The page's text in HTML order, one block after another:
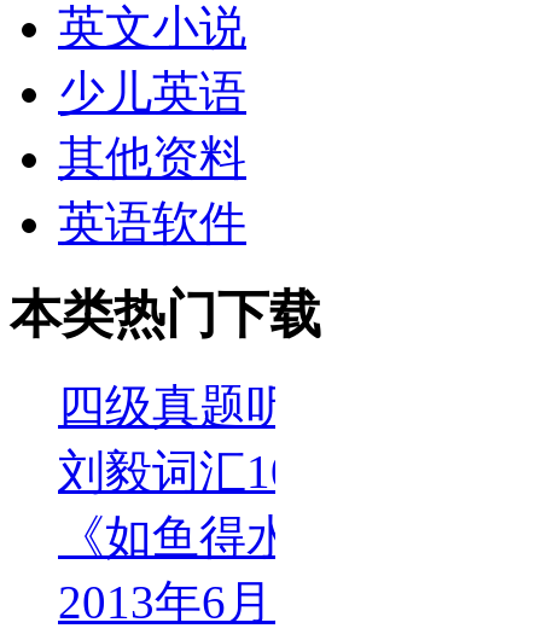
英文小说
少儿英语
其他资料
英语软件
本类热门下载
四级真题听力MP3字
刘毅词汇10000
《如鱼得水背单词4
2013年6月六级听力原